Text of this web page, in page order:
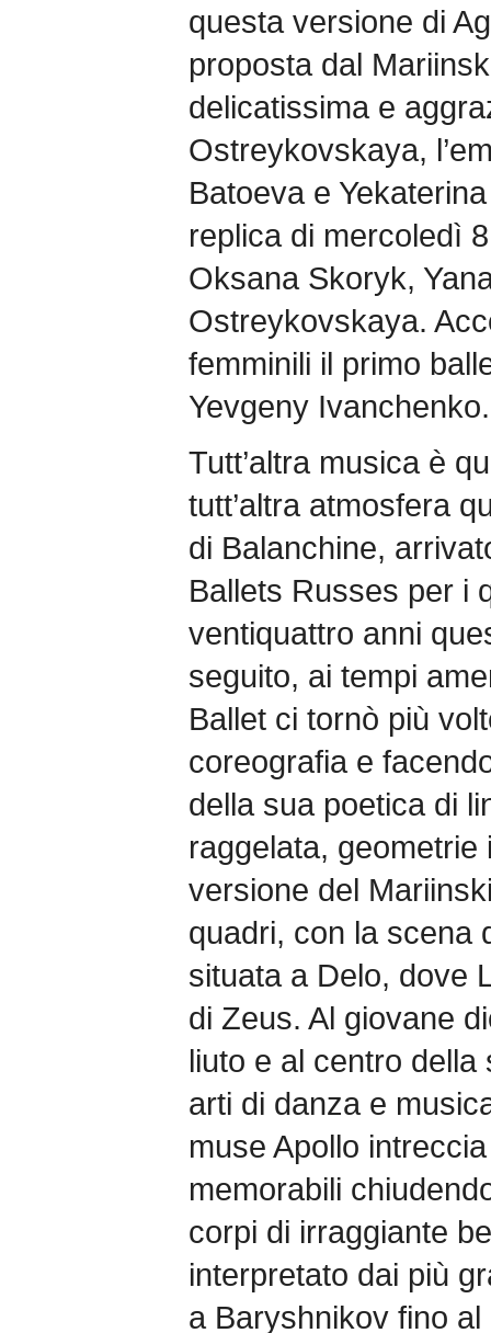
questa versione di
proposta dal
delicatissima e
Ostreykovskaya,
Batoeva e
replica di mercoledì
Oksana Skoryk,
Ostreykovskaya.
femminili il primo
Yevgeny Ivanchenko.
Tutt’altra musica è
tutt’altra atmosfera
di Balanchine,
Ballets Russes per i
ventiquattro anni
seguito, ai tempi
Ballet ci tornò più
coreografia e
della sua poetica di
raggelata,
versione del
quadri, con la scena
situata a Delo, dove
di Zeus. Al giovane
liuto e al centro della
arti di danza e
muse Apollo
memorabili
corpi di irraggiante
interpretato dai più
a Baryshnikov fino al